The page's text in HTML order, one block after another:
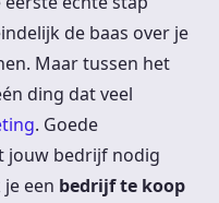
de baas over je
Maar tussen het
ding dat veel
. Goede
jouw bedrijf nodig
een bedrijf te koop